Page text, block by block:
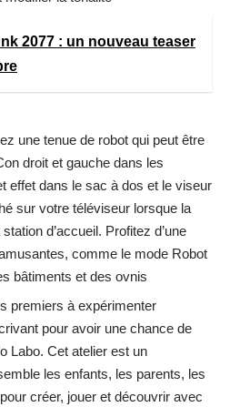
2077 : un nouveau teaser
une tenue de robot qui peut être
droit et gauche dans les
effet dans le sac à dos et le viseur
sur votre téléviseur lorsque la
d’accueil. Profitez d’une
comme le mode Robot
bâtiments et des ovnis
premiers à expérimenter
pour avoir une chance de
Labo. Cet atelier est un
les enfants, les parents, les
créer, jouer et découvrir avec